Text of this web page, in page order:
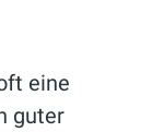
eine
guter